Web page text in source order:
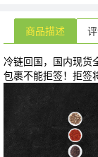
商品描述
冷链回国，国内现货
包裹不能拒签！拒签